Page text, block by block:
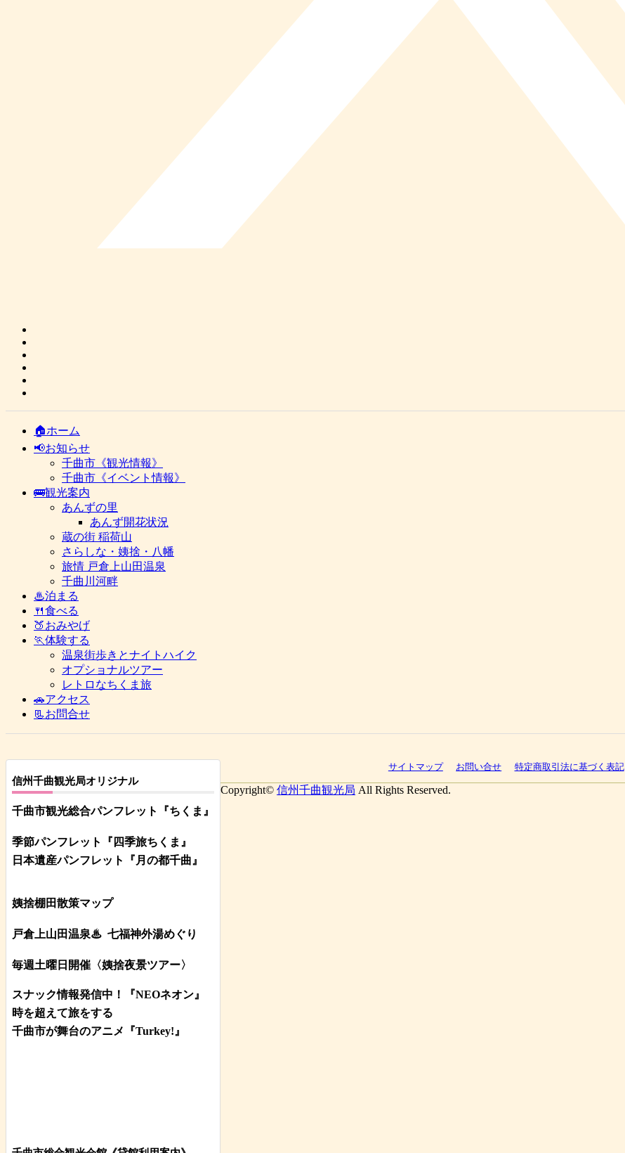
🏠ホーム
📢お知らせ
千曲市《観光情報》
千曲市《イベント情報》
🚌観光案内
あんずの里
あんず開花状況
蔵の街 稲荷山
さらしな・姨捨・八幡
旅情 戸倉上山田温泉
千曲川河畔
♨泊まる
🍴食べる
🍑おみやげ
🏃体験する
温泉街歩きとナイトハイク
オプショナルツアー
レトロなちくま旅
🚗アクセス
📃お問合せ
信州千曲観光局オリジナル
千曲市観光総合パンフレット 『ちくま』
季節パンフレット『四季旅ちくま』
日本遺産パンフレット
『月の都千曲』
姨捨棚田散策マップ
戸倉上山田温泉♨ 七福神外湯めぐり
毎週土曜日開催〈姨捨夜景ツアー〉
スナック情報発信中！『NEOネオン』
時を超えて旅をする
千曲市が舞台のアニメ『Turkey!』
サイトマップ お問い合せ 特定商取引法に基づく表記
Copyright© 信州千曲観光局 All Rights Reserved.